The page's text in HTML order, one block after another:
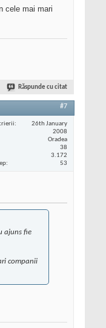
cele mai mari
Răspunde cu citat
#7
26th January
2008
Oradea
38
3.172
53
ajuns fie
companii